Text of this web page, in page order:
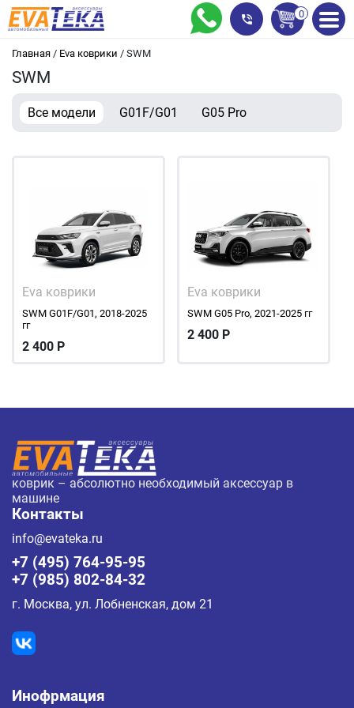
Главная / Eva коврики / SWM
SWM
Все модели G01F/G01 G05 Pro
Eva коврики
SWM G01F/G01, 2018-2025
гг
2 400 Р
Eva коврики
SWM G05 Pro, 2021-2025 гг
2 400 Р
коврик – абсолютно необходимый аксессуар в
машине
Контакты
info@evateka.ru
+7 (495) 764-95-95
+7 (985) 802-84-32
г. Москва, ул. Лобненская, дом 21
Инофрмация
0